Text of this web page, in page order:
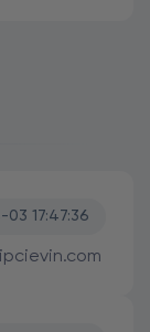
17:47:36